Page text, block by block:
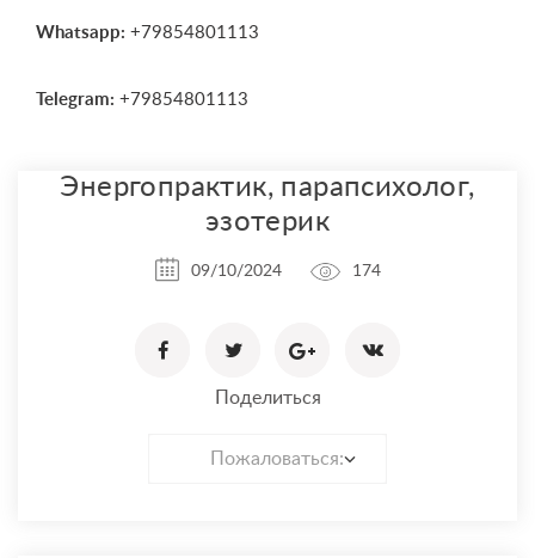
Whatsapp: +79854801113
Telegram: +79854801113
Энергопрактик, парапсихолог,
эзотерик
09/10/2024 174
Поделиться
Пожаловаться: